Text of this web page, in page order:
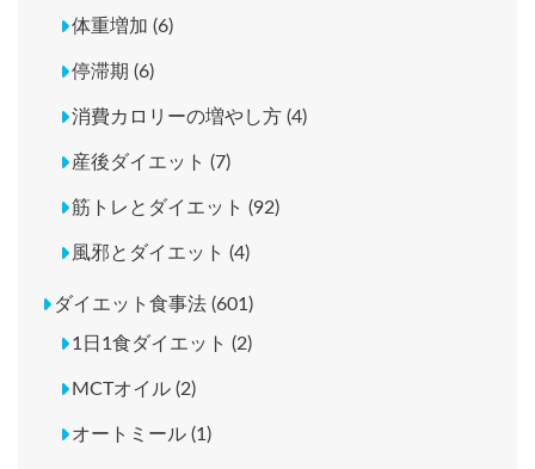
体重増加 (6)
停滞期 (6)
消費カロリーの増やし方 (4)
産後ダイエット (7)
筋トレとダイエット (92)
風邪とダイエット (4)
ダイエット食事法 (601)
1日1食ダイエット (2)
MCTオイル (2)
オートミール (1)